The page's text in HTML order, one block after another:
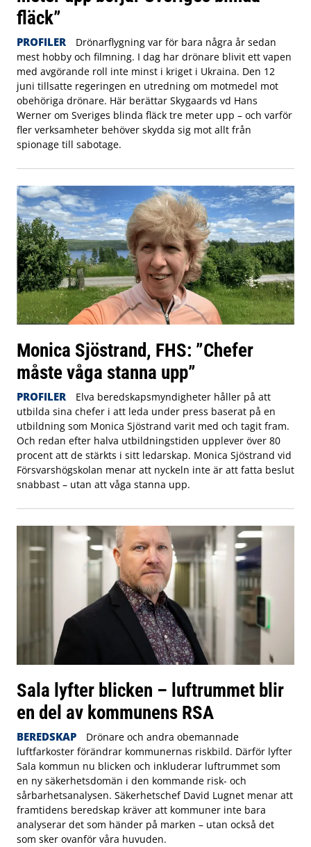
fläck”
PROFILER
Drönarflygning var för bara några år sedan
mest hobby och filmning. I dag har drönare blivit ett vapen
med avgörande roll inte minst i kriget i Ukraina. Den 12
juni tillsatte regeringen en utredning om motmedel mot
obehöriga drönare. Här berättar Skygaards vd Hans
Werner om Sveriges blinda fläck tre meter upp – och varför
fler verksamheter behöver skydda sig mot allt från
spionage till sabotage.
Monica Sjöstrand, FHS: ”Chefer
måste våga stanna upp”
PROFILER
Elva beredskapsmyndigheter håller på att
utbilda sina chefer i att leda under press baserat på en
utbildning som Monica Sjöstrand varit med och tagit fram.
Och redan efter halva utbildningstiden upplever över 80
procent att de stärkts i sitt ledarskap. Monica Sjöstrand vid
Försvarshögskolan menar att nyckeln inte är att fatta beslut
snabbast – utan att våga stanna upp.
Sala lyfter blicken – luftrummet blir
en del av kommunens RSA
BEREDSKAP
Drönare och andra obemannade
luftfarkoster förändrar kommunernas riskbild. Därför lyfter
Sala kommun nu blicken och inkluderar luftrummet som
en ny säkerhetsdomän i den kommande risk- och
sårbarhetsanalysen. Säkerhetschef David Lugnet menar att
framtidens beredskap kräver att kommuner inte bara
analyserar det som händer på marken – utan också det
som sker ovanför våra huvuden.